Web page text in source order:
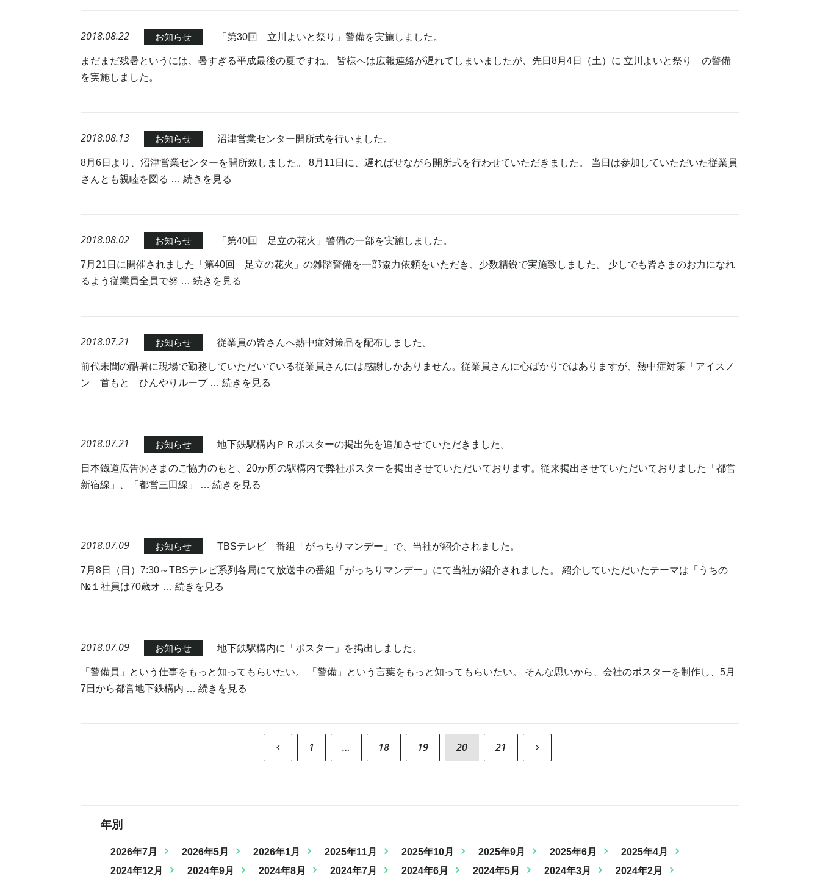
2018.08.22 お知らせ 「第30回 立川よいと祭り」警備を実施しました。
まだまだ残暑というには、暑すぎる平成最後の夏ですね。 皆様へは広報連絡が遅れてしまいましたが、先日8月4日（土）に 立川よいと祭り の警備
を実施しました。
2018.08.13 お知らせ 沼津営業センター開所式を行いました。
8月6日より、沼津営業センターを開所致しました。 8月11日に、遅ればせながら開所式を行わせていただきました。 当日は参加していただいた従業員
さんとも親睦を図る … 続きを見る
2018.08.02 お知らせ 「第40回 足立の花火」警備の一部を実施しました。
7月21日に開催されました「第40回 足立の花火」の雑踏警備を一部協力依頼をいただき、少数精鋭で実施致しました。 少しでも皆さまのお力になれ
るよう従業員全員で努 … 続きを見る
2018.07.21 お知らせ 従業員の皆さんへ熱中症対策品を配布しました。
前代未聞の酷暑に現場で勤務していただいている従業員さんには感謝しかありません。従業員さんに心ばかりではありますが、熱中症対策「アイスノ
ン 首もと ひんやりループ … 続きを見る
2018.07.21 お知らせ 地下鉄駅構内ＰＲポスターの掲出先を追加させていただきました。
日本鐡道広告㈱さまのご協力のもと、20か所の駅構内で弊社ポスターを掲出させていただいております。従来掲出させていただいておりました「都営
新宿線」、「都営三田線」 … 続きを見る
2018.07.09 お知らせ TBSテレビ 番組「がっちりマンデー」で、当社が紹介されました。
7月8日（日）7:30～TBSテレビ系列各局にて放送中の番組「がっちりマンデー」にて当社が紹介されました。 紹介していただいたテーマは「うちの
№１社員は70歳オ … 続きを見る
2018.07.09 お知らせ 地下鉄駅構内に「ポスター」を掲出しました。
「警備員」という仕事をもっと知ってもらいたい。 「警備」という言葉をもっと知ってもらいたい。 そんな思いから、会社のポスターを制作し、5月
7日から都営地下鉄構内 … 続きを見る
1 … 18 19 20 21
年別
2026年7月 2026年5月 2026年1月 2025年11月 2025年10月 2025年9月 2025年6月
2025年4月
2024年12月
2024年9月 2024年8月 2024年7月 2024年6月 2024年5月 2024年3月
2024年2月